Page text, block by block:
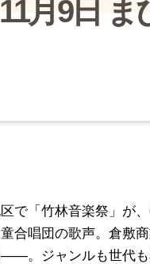
11月9日
で「竹林音楽祭」が
合唱団の歌声。倉敷
。ジャンルも世代も